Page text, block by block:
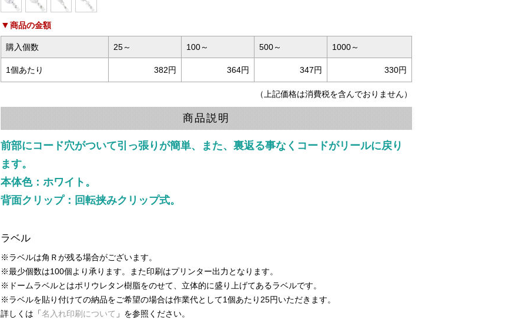
商品の金額
購入個数 25～ 100～ 500～ 1000～
1個あたり 382円 364円 347円 330円
（上記価格は消費税を含んでおりません）
商品説明
前部にコード穴がついて引っ張りが簡単、また、裏返る事なくコードがリールに戻り
ます。
本体色：ホワイト。
背面クリップ：回転挟みクリップ式。
ラベル
※ラベルは角Ｒが残る場合がございます。
※最少個数は100個より承ります。また印刷はプリンター出力となります。
※ドームラベルとはポリウレタン樹脂をのせて、立体的に盛り上げてあるラベルです。
※ラベルを貼り付けての納品をご希望の場合は作業代として1個あたり25円いただきます。
詳しくは「名入れ印刷について 」を参照ください。